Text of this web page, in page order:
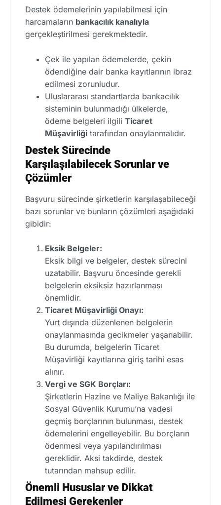
Destek ödemelerinin yapılabilmesi için
harcamaların bankacılık kanalıyla
gerçekleştirilmesi gerekmektedir.
Çek ile yapılan ödemelerde, çekin
ödendiğine dair banka kayıtlarının ibraz
edilmesi zorunludur.
Uluslararası standartlarda bankacılık
sisteminin bulunmadığı ülkelerde,
ödeme belgeleri ilgili Ticaret
Müşavirliği tarafından onaylanmalıdır.
Destek Sürecinde
Karşılaşılabilecek Sorunlar ve
Çözümler
Başvuru sürecinde şirketlerin karşılaşabileceği
bazı sorunlar ve bunların çözümleri aşağıdaki
gibidir:
Eksik Belgeler:
Eksik bilgi ve belgeler, destek sürecini
uzatabilir. Başvuru öncesinde gerekli
belgelerin eksiksiz hazırlanması
önemlidir.
Ticaret Müşavirliği Onayı:
Yurt dışında düzenlenen belgelerin
onaylanmasında gecikmeler yaşanabilir.
Bu durumda, belgelerin Ticaret
Müşavirliği kayıtlarına giriş tarihi esas
alınır.
Vergi ve SGK Borçları:
Şirketlerin Hazine ve Maliye Bakanlığı ile
Sosyal Güvenlik Kurumu’na vadesi
geçmiş borçlarının bulunması, destek
ödemelerini engelleyebilir. Bu borçların
ödenmesi veya yapılandırılması
gereklidir. Aksi takdirde, destek
tutarından mahsup edilir.
Önemli Hususlar ve Dikkat
Edilmesi Gerekenler